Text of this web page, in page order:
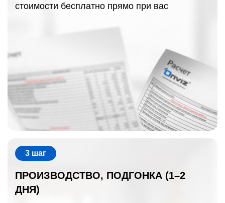
стоимости бесплатно прямо при вас
3 шаг
ПРОИЗВОДСТВО, ПОДГОНКА (1–2
ДНЯ)